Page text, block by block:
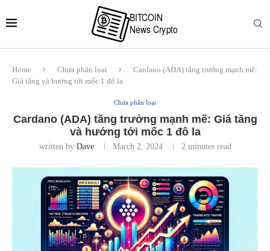
Home Chưa phân loại
Cardano (ADA) tăng trưởng mạnh mẽ:
Giá tăng và hướng tới mốc 1 đô la
Chưa phân loại
Cardano (ADA) tăng trưởng mạnh mẽ: Giá tăng
và hướng tới mốc 1 đô la
written by Dave March 2, 2024 2 minutes read